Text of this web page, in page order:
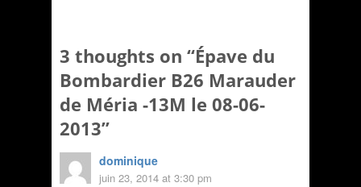
3 thoughts on “Épave du
Bombardier B26 Marauder
de Méria -13M le 08-06-
2013”
dominique
juin 23, 2014 at 3:30 pm